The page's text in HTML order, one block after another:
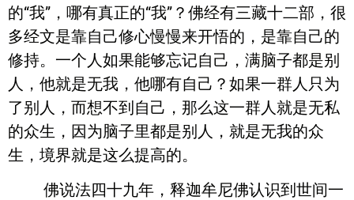
的“我”，哪有真正的“我”？佛经有三藏十二部，很
多经文是靠自己修心慢慢来开悟的，是靠自己的
修持。一个人如果能够忘记自己，满脑子都是别
人，他就是无我，他哪有自己？如果一群人只为
了别人，而想不到自己，那么这一群人就是无私
的众生，因为脑子里都是别人，就是无我的众
生，境界就是这么提高的。
佛说法四十九年，释迦牟尼佛认识到世间一